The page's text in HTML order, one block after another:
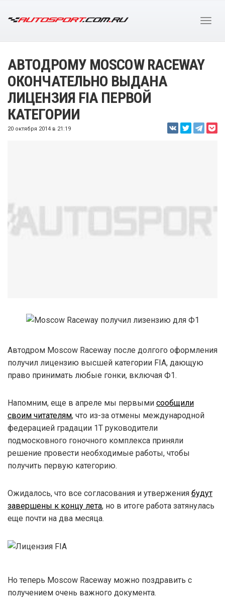
АВТОДРОМУ MOSCOW RACEWAY
ОКОНЧАТЕЛЬНО ВЫДАНА
ЛИЦЕНЗИЯ FIA ПЕРВОЙ
КАТЕГОРИИ
20 октября 2014 в 21:19
Автодром Moscow Raceway после долгого оформления
получил лицензию высшей категории FIA, дающую
право принимать любые гонки, включая Ф1.
Напомним, еще в апреле мы первыми сообщили
своим читателям, что из-за отмены международной
федерацией градации 1T руководители
подмосковного гоночного комплекса приняли
решение провести необходимые работы, чтобы
получить первую категорию.
Ожидалось, что все согласования и утвержения будут
завершены к концу лета, но в итоге работа затянулась
еще почти на два месяца.
Но теперь Moscow Raceway можно поздравить с
получением очень важного документа.